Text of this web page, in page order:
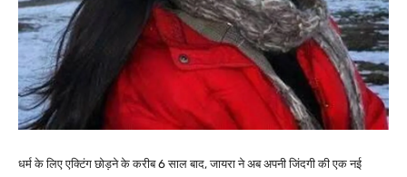
धर्म के लिए एक्टिंग छोड़ने के करीब 6 साल बाद, जायरा ने अब अपनी जिंदगी की एक नई